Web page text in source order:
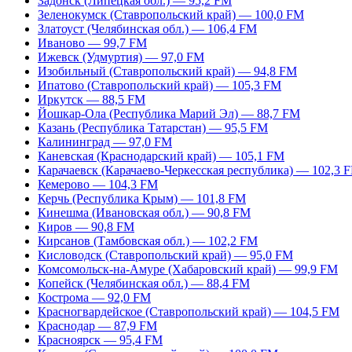
Зеленокумск (Ставропольский край) — 100,0 FM
Златоуст (Челябинская обл.) — 106,4 FM
Иваново — 99,7 FM
Ижевск (Удмуртия) — 97,0 FM
Изобильный (Ставропольский край) — 94,8 FM
Ипатово (Ставропольский край) — 105,3 FM
Иркутск — 88,5 FM
Йошкар-Ола (Республика Марий Эл) — 88,7 FM
Казань (Республика Татарстан) — 95,5 FM
Калининград — 97,0 FM
Каневская (Краснодарский край) — 105,1 FM
Карачаевск (Карачаево-Черкесская республика) — 102,3
Кемерово — 104,3 FM
Керчь (Республика Крым) — 101,8 FM
Кинешма (Ивановская обл.) — 90,8 FM
Киров — 90,8 FM
Кирсанов (Тамбовская обл.) — 102,2 FM
Кисловодск (Ставропольский край) — 95,0 FM
Комсомольск-на-Амуре (Хабаровский край) — 99,9 FM
Копейск (Челябинская обл.) — 88,4 FM
Кострома — 92,0 FM
Красногвардейское (Ставропольский край) — 104,5 FM
Краснодар — 87,9 FM
Красноярск — 95,4 FM